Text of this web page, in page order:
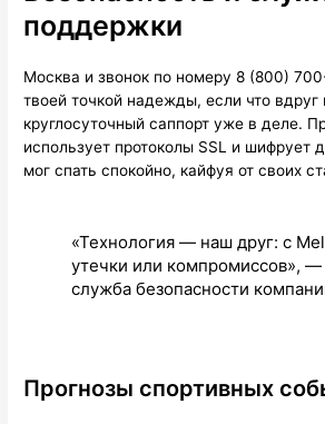
поддержки
Москва и звонок по номеру 8 (800)
твоей точкой надежды, если что
круглосуточный саппорт уже в деле.
использует протоколы SSL и шифрует
мог спать спокойно, кайфуя от своих
«Технология — наш друг: с
утечки или компромиссов», —
служба безопасности
Прогнозы спортивных